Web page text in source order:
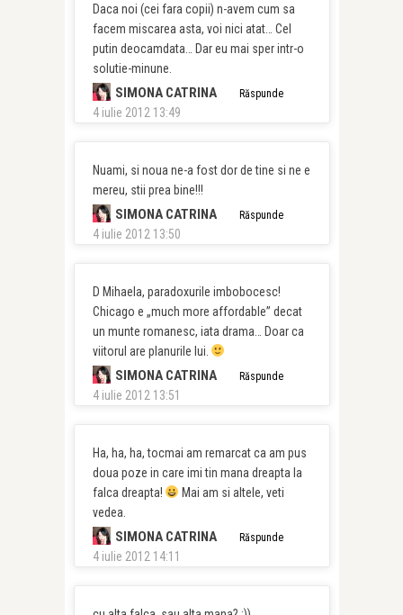
Daca noi (cei fara copii) n-avem cum sa
facem miscarea asta, voi nici atat… Cel
putin deocamdata… Dar eu mai sper intr-o
solutie-minune.
SIMONA CATRINA
4 iulie 2012 13:49
Răspunde
Nuami, si noua ne-a fost dor de tine si ne e
mereu, stii prea bine!!!
SIMONA CATRINA
4 iulie 2012 13:50
Răspunde
D Mihaela, paradoxurile imbobocesc!
Chicago e „much more affordable” decat
un munte romanesc, iata drama… Doar ca
viitorul are planurile lui.
SIMONA CATRINA
4 iulie 2012 13:51
Răspunde
Ha, ha, ha, tocmai am remarcat ca am pus
doua poze in care imi tin mana dreapta la
falca dreapta!
Mai am si altele, veti
vedea.
SIMONA CATRINA
4 iulie 2012 14:11
Răspunde